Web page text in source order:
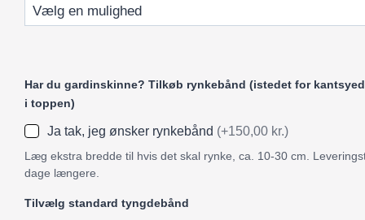
Har du gardinskinne? Tilkøb rynkebånd (istedet for
i toppen)
Ja tak, jeg ønsker rynkebånd (+150,00 kr.)
Læg ekstra bredde til hvis det skal rynke, ca. 10-30 cm.
dage længere.
Tilvælg standard tyngdebånd